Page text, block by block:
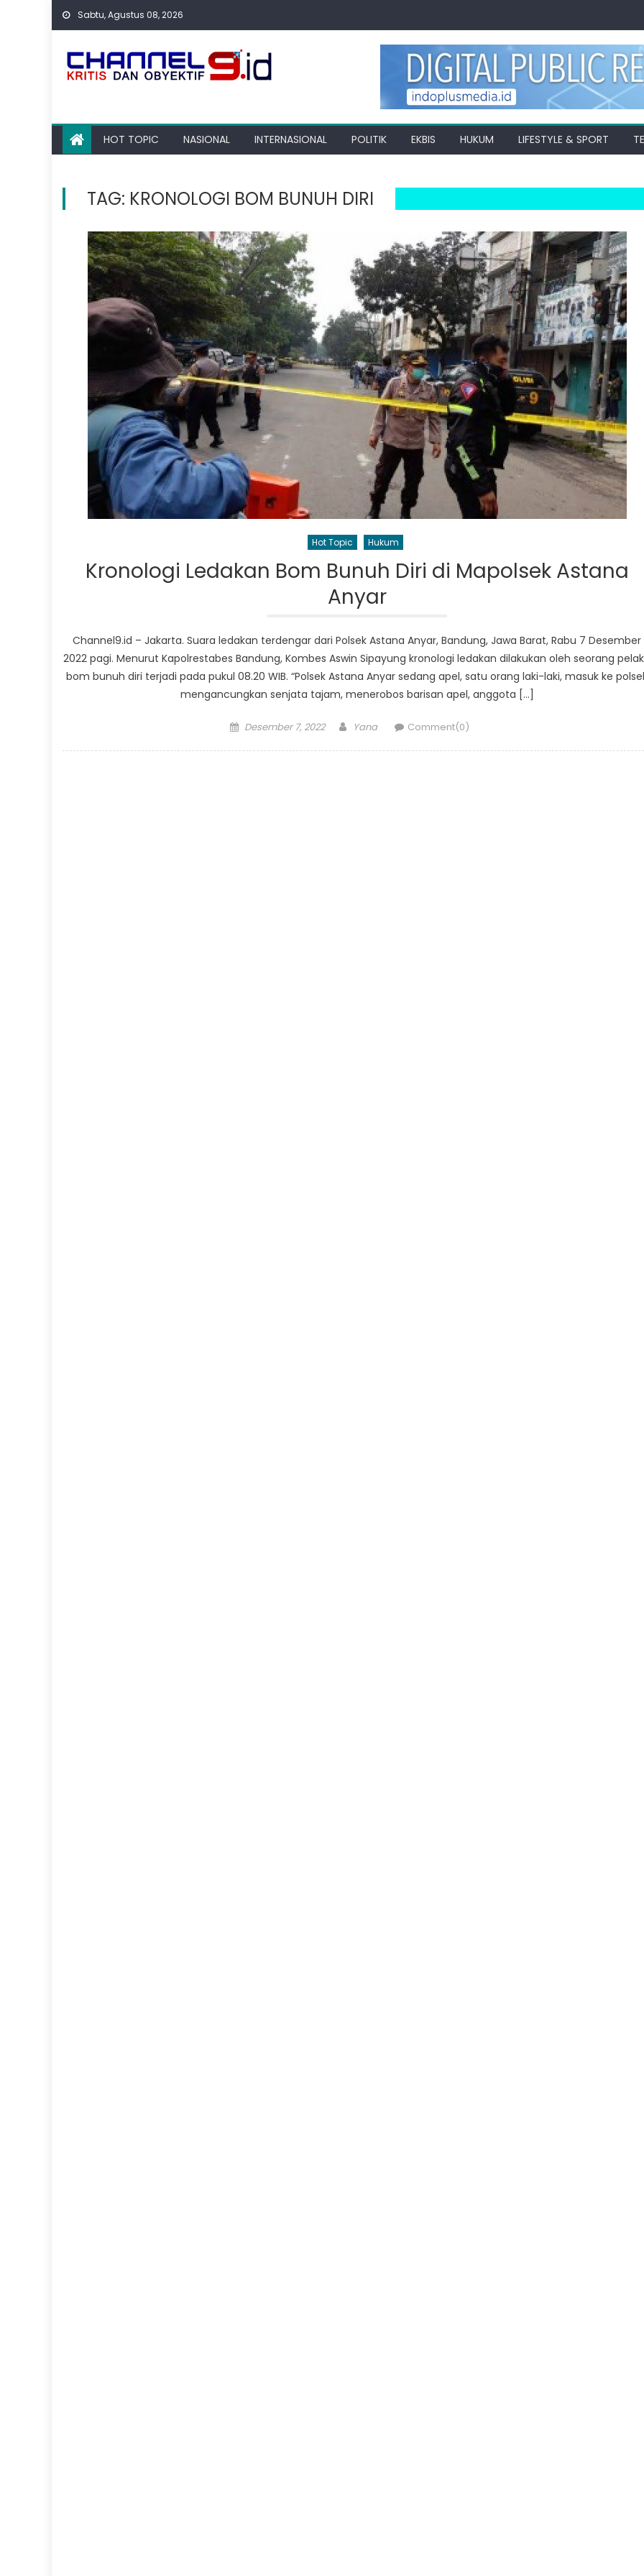
Skip
Sabtu, Agustus 08, 2026
HOT TOPIC NASIONAL INTERNASIONAL POLITIK EKBIS HUKUM LIFESTYLE & SPORT
TAG: KRONOLOGI BOM BUNUH DIRI
Hot Topic Hukum
Kronologi Ledakan Bom Bunuh Diri di Mapolsek Astana
Anyar
Channel9.id – Jakarta. Suara ledakan terdengar dari Polsek Astana Anyar, Bandung, Jawa Barat, Rabu 7 Desember
2022 pagi. Menurut Kapolrestabes Bandung, Kombes Aswin Sipayung kronologi ledakan dilakukan oleh seorang
bom bunuh diri terjadi pada pukul 08.20 WIB. “Polsek Astana Anyar sedang apel, satu orang laki-laki, masuk ke
mengancungkan senjata tajam, menerobos barisan apel, anggota […]
Posted
Desember 7, 2022 Author
Yana Comment(0)